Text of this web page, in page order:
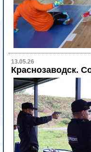
13.05.26
Краснозаводск.